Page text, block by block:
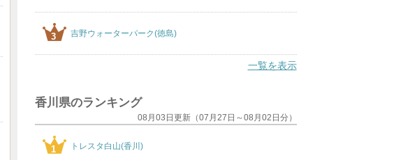
3 吉野ウォーターパーク(徳島)
一覧を表示
香川県のランキング
08月03日更新（07月27日～08月02日分）
1 トレスタ白山(香川)